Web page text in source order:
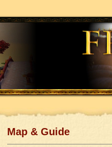
Map & Guide